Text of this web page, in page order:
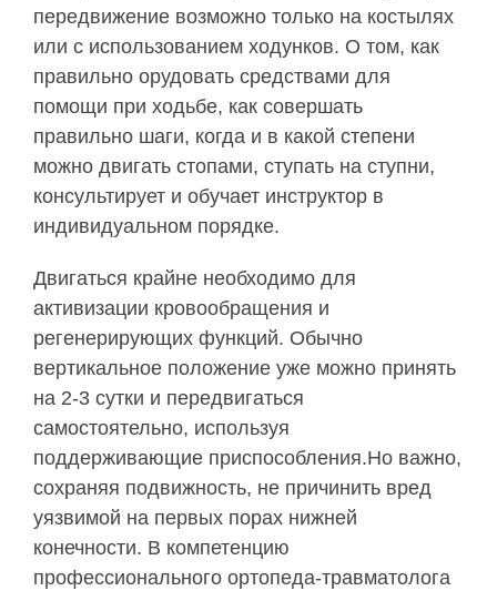
передвижение возможно только на костылях
или с использованием ходунков. О том, как
правильно орудовать средствами для
помощи при ходьбе, как совершать
правильно шаги, когда и в какой степени
можно двигать стопами, ступать на ступни,
консультирует и обучает инструктор в
индивидуальном порядке.
Двигаться крайне необходимо для
активизации кровообращения и
регенерирующих функций. Обычно
вертикальное положение уже можно принять
на 2-3 сутки и передвигаться
самостоятельно, используя
поддерживающие приспособления.Но важно,
сохраняя подвижность, не причинить вред
уязвимой на первых порах нижней
конечности. В компетенцию
профессионального ортопеда-травматолога